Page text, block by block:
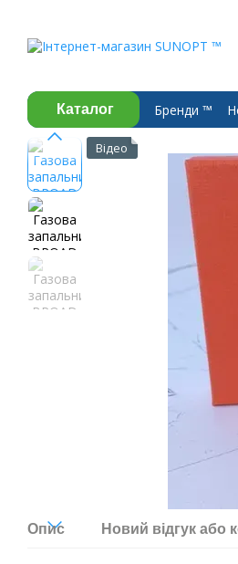
Каталог Бренди ™️
Про
Відео
Опис Новий відгук або